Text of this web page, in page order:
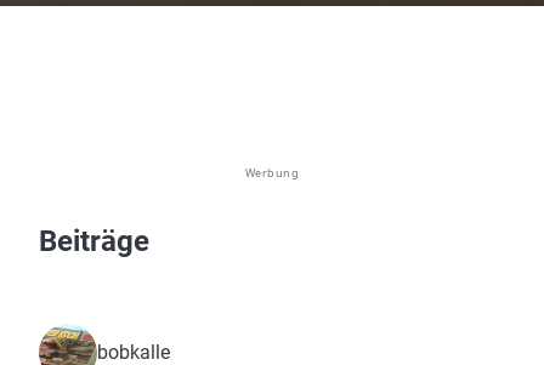
Werbung
Beiträge
bobkalle